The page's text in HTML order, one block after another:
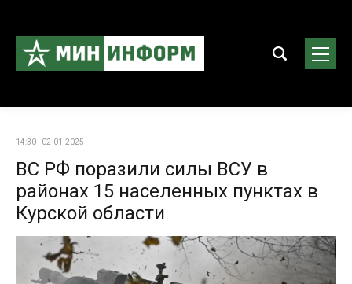
14:30 | 02-01-2025
ВС РФ поразили силы ВСУ в
районах 15 населенных пунктах в
Курской области